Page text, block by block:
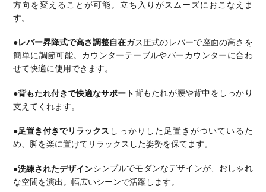
方向を変えることが可能。立ち入りがスムーズにおこなえま
す。
●レバー昇降式で高さ調整自在ガス圧式のレバーで座面の高さを
簡単に調節可能。カウンターテーブルやバーカウンターに合わ
せて快適に使用できます。
●背もたれ付きで快適なサポート 背もたれが腰や背中をしっかり
支えてくれます。
●足置き付きでリラックス しっかりした足置きがついているた
め、脚を楽に置けてリラックスした姿勢を保てます。
●洗練されたデザインシンプルでモダンなデザインが、おしゃれ
な空間を演出。幅広いシーンで活躍します。